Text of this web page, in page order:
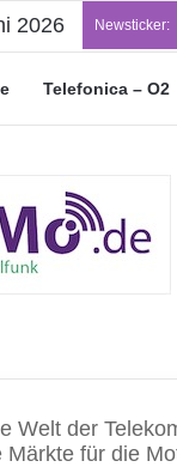
2026 Newsticker:
Telefonica – O2
Welt der
Märkte für die